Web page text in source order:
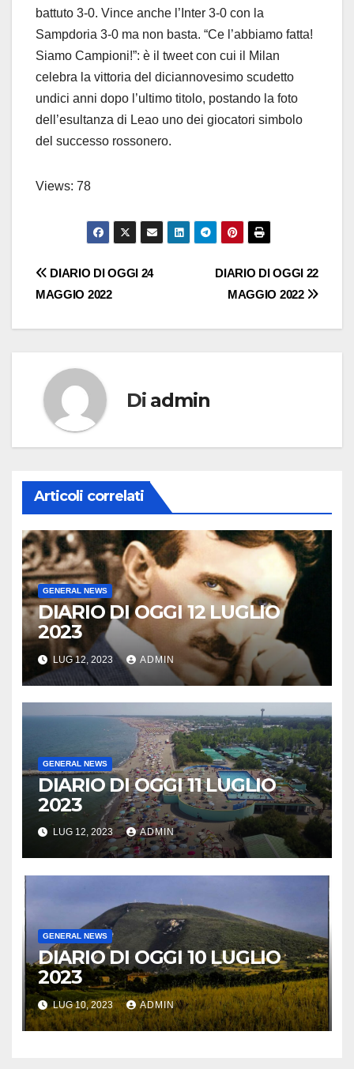
battuto 3-0. Vince anche l’Inter 3-0 con la
Sampdoria 3-0 ma non basta. “Ce l’abbiamo fatta!
Siamo Campioni!”: è il tweet con cui il Milan
celebra la vittoria del diciannovesimo scudetto
undici anni dopo l’ultimo titolo, postando la foto
dell’esultanza di Leao uno dei giocatori simbolo
del successo rossonero.
Views: 78
Navigazione
DIARIO DI OGGI 22
MAGGIO 2022
DIARIO DI OGGI 24
MAGGIO 2022
Di admin
Articoli correlati
GENERAL NEWS
DIARIO DI OGGI 12 LUGLIO
2023
LUG 12, 2023 ADMIN
GENERAL NEWS
DIARIO DI OGGI 11 LUGLIO
2023
LUG 12, 2023 ADMIN
GENERAL NEWS
DIARIO DI OGGI 10 LUGLIO
2023
LUG 10, 2023 ADMIN